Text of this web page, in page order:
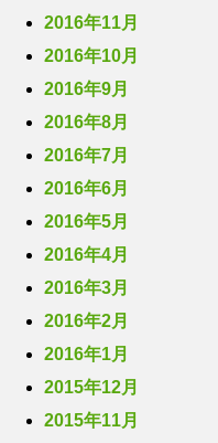
2016年11月
2016年10月
2016年9月
2016年8月
2016年7月
2016年6月
2016年5月
2016年4月
2016年3月
2016年2月
2016年1月
2015年12月
2015年11月